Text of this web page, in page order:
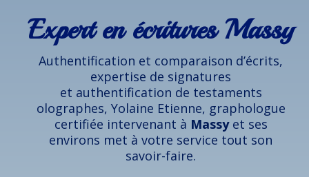
Expert en écritures Massy
Authentification et comparaison d’écrits,
expertise de signatures
et authentification de testaments
olographes, Yolaine Etienne, graphologue
certifiée intervenant à Massyet ses
environs met à votre service tout son
savoir-faire.